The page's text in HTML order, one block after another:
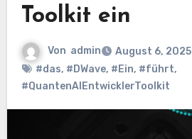
Toolkit ein
Von admin
August 6, 2025
#das, #DWave, #Ein, #führt,
#QuantenAIEntwicklerToolkit